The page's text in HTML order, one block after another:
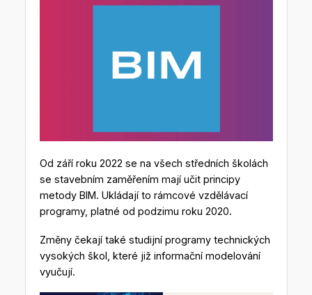
Od září roku 2022 se na všech středních školách
se stavebním zaměřením mají učit principy
metody BIM. Ukládají to rámcové vzdělávací
programy, platné od podzimu roku 2020.
Změny čekají také studijní programy technických
vysokých škol, které již informační modelování
vyučují.